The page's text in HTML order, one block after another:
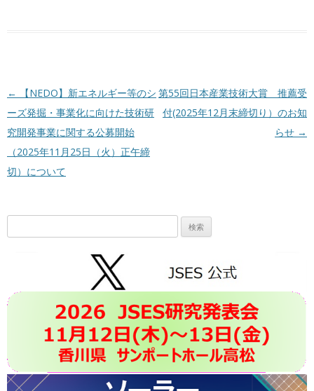
投稿ナビゲーション
←
【NEDO】新エネルギー等のシ
ーズ発掘・事業化に向けた技術研
究開発事業に関する公募開始
（2025年11月25日（火）正午締
切）について
第55回日本産業技術大賞 推薦受
付(2025年12月末締切り）のお知
らせ →
索: